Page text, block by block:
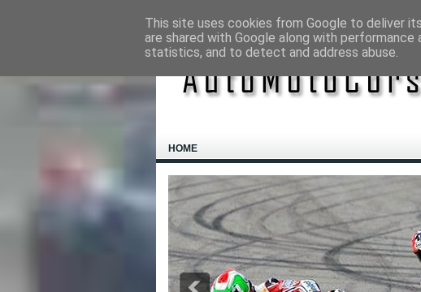
HOME
This site uses cookies from Google to deliver
are shared with Google along with
statistics, and to detect and address abuse.